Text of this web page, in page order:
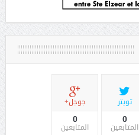
تويتر
0
المتابعين
جوجل+
0
المتابعين